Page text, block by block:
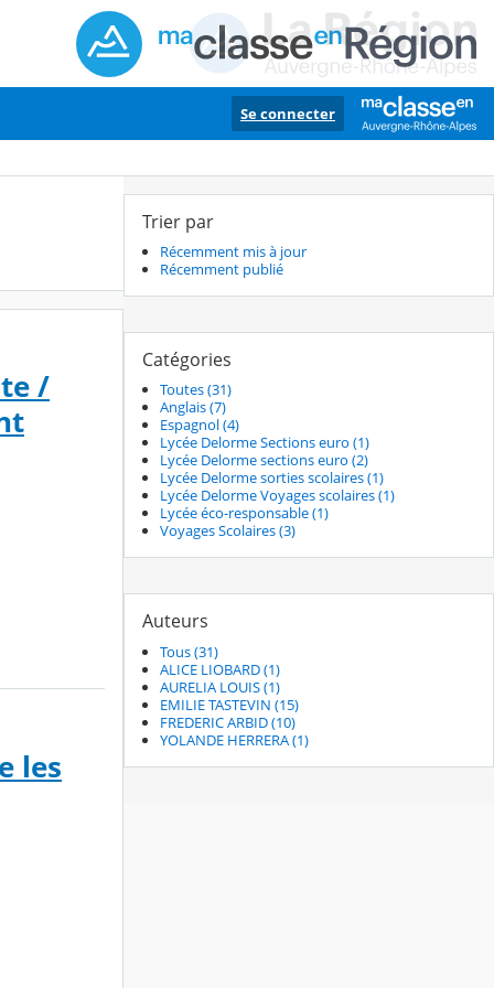
Se connecter
/
les
Trier par
Récemment mis à jour
Récemment publié
Catégories
Toutes (31)
Anglais (7)
Espagnol (4)
Lycée Delorme Sections euro (1)
Lycée Delorme sections euro (2)
Lycée Delorme sorties scolaires (1)
Lycée Delorme Voyages scolaires (1)
Lycée éco-responsable (1)
Voyages Scolaires (3)
Auteurs
Tous (31)
ALICE LIOBARD (1)
AURELIA LOUIS (1)
EMILIE TASTEVIN (15)
FREDERIC ARBID (10)
YOLANDE HERRERA (1)